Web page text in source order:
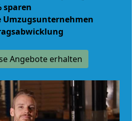
sparen
Umzugsunternehmen
Angebote erhalten